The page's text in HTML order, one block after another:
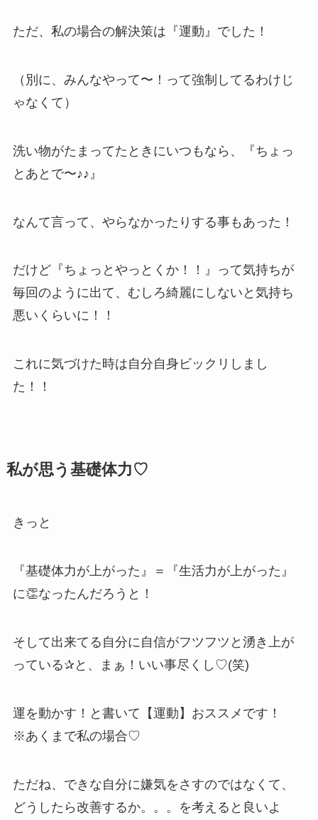
ただ、私の場合の解決策は『運動』でした！
（別に、みんなやって〜！って強制してるわけじ
ゃなくて）
洗い物がたまってたときにいつもなら、『ちょっ
とあとで〜♪♪』
なんて言って、やらなかったりする事もあった！
だけど『ちょっとやっとくか！！』って気持ちが
毎回のように出て、むしろ綺麗にしないと気持ち
悪いくらいに！！
これに気づけた時は自分自身ビックリしまし
た！！
私が思う基礎体力♡
きっと
『基礎体力が上がった』＝『生活力が上がった』
に👏なったんだろうと！
そして出来てる自分に自信がフツフツと湧き上が
っている✰と、まぁ！いい事尽くし♡(笑)
運を動かす！と書いて【運動】おススメです！
※あくまで私の場合♡
ただね、できな自分に嫌気をさすのではなくて、
どうしたら改善するか。。。を考えると良いよ